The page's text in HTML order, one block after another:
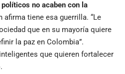
no acaben con la
afirma tiene esa guerrilla. “Le
que en su mayoría quiere
la paz en Colombia”.
que quieren fortalecer